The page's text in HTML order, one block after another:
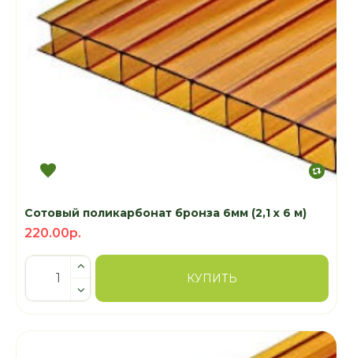
Сотовый поликарбонат бронза 6мм (2,1 x 6 м)
220.00р.
КУПИТЬ